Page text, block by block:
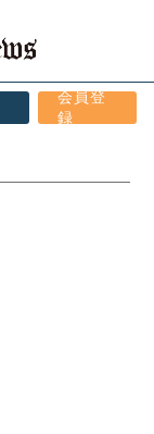
会員登
録